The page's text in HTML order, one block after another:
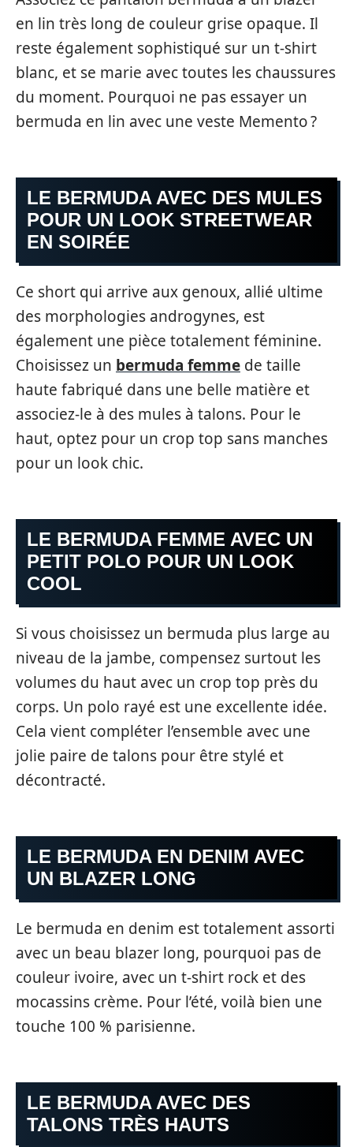
en lin très long de couleur grise opaque. Il
reste également sophistiqué sur un t-shirt
blanc, et se marie avec toutes les chaussures
du moment. Pourquoi ne pas essayer un
bermuda en lin avec une veste Memento ?
LE BERMUDA AVEC DES MULES
POUR UN LOOK STREETWEAR
EN SOIRÉE
Ce short qui arrive aux genoux, allié ultime
des morphologies androgynes, est
également une pièce totalement féminine.
Choisissez un bermuda femme de taille
haute fabriqué dans une belle matière et
associez-le à des mules à talons. Pour le
haut, optez pour un crop top sans manches
pour un look chic.
LE BERMUDA FEMME AVEC UN
PETIT POLO POUR UN LOOK
COOL
Si vous choisissez un bermuda plus large au
niveau de la jambe, compensez surtout les
volumes du haut avec un crop top près du
corps. Un polo rayé est une excellente idée.
Cela vient compléter l’ensemble avec une
jolie paire de talons pour être stylé et
décontracté.
LE BERMUDA EN DENIM AVEC
UN BLAZER LONG
Le bermuda en denim est totalement assorti
avec un beau blazer long, pourquoi pas de
couleur ivoire, avec un t-shirt rock et des
mocassins crème. Pour l’été, voilà bien une
touche 100 % parisienne.
LE BERMUDA AVEC DES
TALONS TRÈS HAUTS